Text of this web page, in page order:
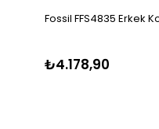
Fossil FFS4835 Erkek
₺4.178,90